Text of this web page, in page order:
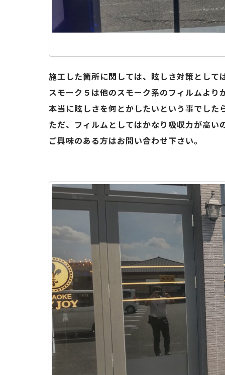
施工した箇所に関しては、眩しさ対策として
スモーク５は他のスモーク系のフィルムより
本当に眩しさを何とかしたいという事でした
ただ、フィルムとしてはかなり吸収力が高
ご興味のある方はお問い合わせ下さい。